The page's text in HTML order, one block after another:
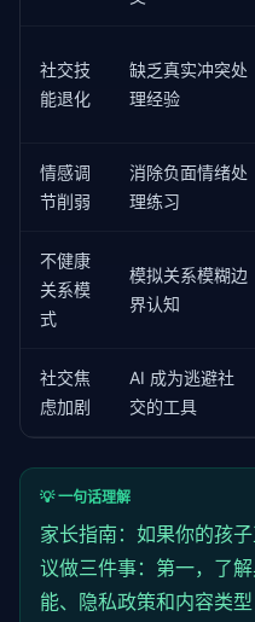
社交技
能退化
缺乏真实冲突处
理经验
情感调
节削弱
消除负面情绪处
理练习
不健康
关系模
式
模拟关系模糊边
界认知
社交焦
虑加剧
AI 成为逃避社
交的工具
💡 一句话理解
家长指南：如果你的孩
议做三件事：第一，了
能、隐私政策和内容类